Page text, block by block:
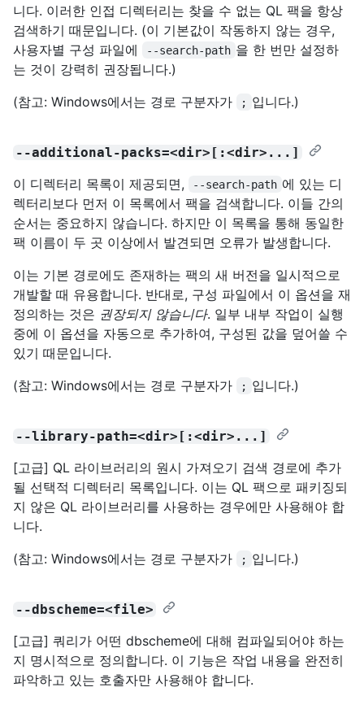
니다. 이러한 인접 디렉터리는 찾을 수 없는 QL 팩을 항상
검색하기 때문입니다. (이 기본값이 작동하지 않는 경우,
사용자별 구성 파일에
--search-path 을 한 번만 설정하
는 것이 강력히 권장됩니다.)
(참고: Windows에서는 경로 구분자가
; 입니다.)
--additional-packs=<dir>[:<dir>...]
이 디렉터리 목록이 제공되면, --search-path 에 있는 디
렉터리보다 먼저 이 목록에서 팩을 검색합니다. 이들 간의
순서는 중요하지 않습니다. 하지만 이 목록을 통해 동일한
팩 이름이 두 곳 이상에서 발견되면 오류가 발생합니다.
이는 기본 경로에도 존재하는 팩의 새 버전을 일시적으로
개발할 때 유용합니다. 반대로, 구성 파일에서 이 옵션을 재
정의하는 것은 권장되지 않습니다. 일부 내부 작업이 실행
중에 이 옵션을 자동으로 추가하여, 구성된 값을 덮어쓸 수
있기 때문입니다.
(참고: Windows에서는 경로 구분자가
; 입니다.)
--library-path=<dir>[:<dir>...]
[고급] QL 라이브러리의 원시 가져오기 검색 경로에 추가
될 선택적 디렉터리 목록입니다. 이는 QL 팩으로 패키징되
지 않은 QL 라이브러리를 사용하는 경우에만 사용해야 합
니다.
(참고: Windows에서는 경로 구분자가
; 입니다.)
--dbscheme=<file>
[고급] 쿼리가 어떤 dbscheme에 대해 컴파일되어야 하는
지 명시적으로 정의합니다. 이 기능은 작업 내용을 완전히
파악하고 있는 호출자만 사용해야 합니다.